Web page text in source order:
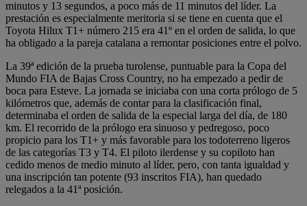
minutos y 13 segundos, a poco más de 11 minutos del líder. La
prestación es especialmente meritoria si se tiene en cuenta que el
Toyota Hilux T1+ número 215 era 41º en el orden de salida, lo que
ha obligado a la pareja catalana a remontar posiciones entre el polvo.
La 39ª edición de la prueba turolense, puntuable para la Copa del
Mundo FIA de Bajas Cross Country, no ha empezado a pedir de
boca para Esteve. La jornada se iniciaba con una corta prólogo de 5
kilómetros que, además de contar para la clasificación final,
determinaba el orden de salida de la especial larga del día, de 180
km. El recorrido de la prólogo era sinuoso y pedregoso, poco
propicio para los T1+ y más favorable para los todoterreno ligeros
de las categorías T3 y T4. El piloto ilerdense y su copiloto han
cedido menos de medio minuto al líder, pero, con tanta igualdad y
una inscripción tan potente (93 inscritos FIA), han quedado
relegados a la 41ª posición.